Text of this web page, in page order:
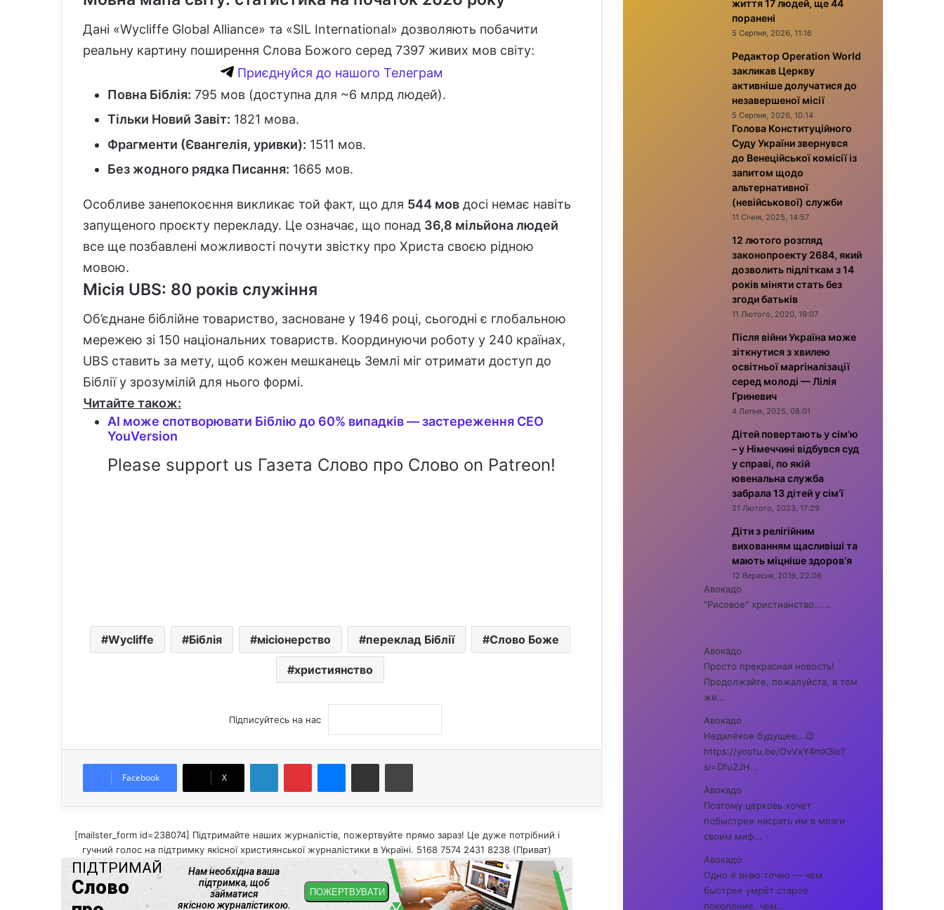
Дані «Wycliffe Global Alliance» та «SIL International» дозволяють побачити
реальну картину поширення Слова Божого серед 7397 живих мов світу:
Приєднуйся до нашого Телеграм
Повна Біблія: 795 мов (доступна для ~6 млрд людей).
Тільки Новий Завіт: 1821 мова.
Фрагменти (Євангелія, уривки): 1511 мов.
Без жодного рядка Писання: 1665 мов.
Особливе занепокоєння викликає той факт, що для 544 мов досі немає навіть
запущеного проєкту перекладу. Це означає, що понад 36,8 мільйона людей
все ще позбавлені можливості почути звістку про Христа своєю рідною
мовою.
Місія UBS: 80 років служіння
Об’єднане біблійне товариство, засноване у 1946 році, сьогодні є глобальною
мережею зі 150 національних товариств. Координуючи роботу у 240 країнах,
UBS ставить за мету, щоб кожен мешканець Землі міг отримати доступ до
Біблії у зрозумілій для нього формі.
Читайте також:
AI може спотворювати Біблію до 60% випадків — застереження CEO
YouVersion
Please support us Газета Слово про Слово on Patreon!
Wycliffe Біблія місіонерство переклад Біблії Слово Боже
християнство
Підписуйтесь на нас
Facebook X
Поділитися електронною поштою
[mailster_form id=238074] Підтримайте наших журналістів, пожертвуйте прямо зараз! Це дуже потрібний і
гучний голос на підтримку якісної християнської журналістики в Україні. 5168 7574 2431 8238 (Приват)
життя 17 людей, ще 44
поранені
5 Серпня, 2026, 11:16
Редактор Operation World
закликав Церкву
активніше долучатися до
незавершеної місії
5 Серпня, 2026, 10:14
Голова Конституційного
Суду України звернувся
до Венеційської комісії із
запитом щодо
альтернативної
(невійськової) служби
11 Січня, 2025, 14:57
12 лютого розгляд
законопроекту 2684, який
дозволить підліткам з 14
років міняти стать без
згоди батьків
11 Лютого, 2020, 19:07
Після війни Україна може
зіткнутися з хвилею
освітньої маргіналізації
серед молоді — Лілія
Гриневич
4 Липня, 2025, 08:01
Дітей повертають у сім’ю
– у Німеччині відбувся суд
у справі, по якій
ювенальна служба
забрала 13 дітей у сім’ї
21 Лютого, 2023, 17:29
Діти з релігійним
вихованням щасливіші та
мають міцніше здоров’я
12 Вересня, 2019, 22:06
Авокадо
"Рисовое" христианство......
Авокадо
Просто прекрасная новость!
Продолжайте, пожалуйста, в том
же...
Авокадо
Недалёкое будущее...😉
https://youtu.be/OvVxY4mX3io?
si=Dfu2JH...
Авокадо
Поэтому церковь хочет
побыстрее насрать им в мозги
своим миф...
Авокадо
Одно я знаю точно — чем
быстрее умрёт старое
поколение, чем...